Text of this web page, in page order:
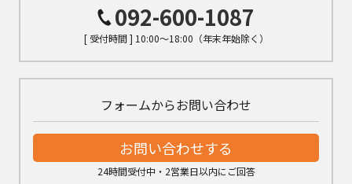
092-600-1087
[ 受付時間 ] 10:00～18:00（年末年始除く）
フォームからお問い合わせ
お問い合わせする
24時間受付中・2営業日以内にご回答